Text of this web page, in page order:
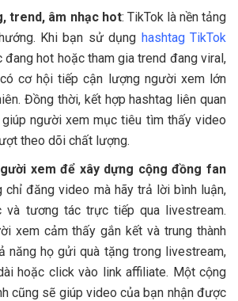
trend, âm nhạc hot: TikTok là nền tảng
Khi bạn sử dụng hashtag TikTok
đang hot hoặc tham gia trend đang viral,
cơ hội tiếp cận lượng người xem lớn
Đồng thời, kết hợp hashtag liên quan
người xem mục tiêu tìm thấy video
theo dõi chất lượng.
xem để xây dựng cộng đồng fan
chỉ đăng video mà hãy trả lời bình luận,
và tương tác trực tiếp qua livestream.
xem cảm thấy gắn kết và trung thành
năng họ gửi quà tặng trong livestream,
hoặc click vào link affiliate. Một cộng
cũng sẽ giúp video của bạn nhận được